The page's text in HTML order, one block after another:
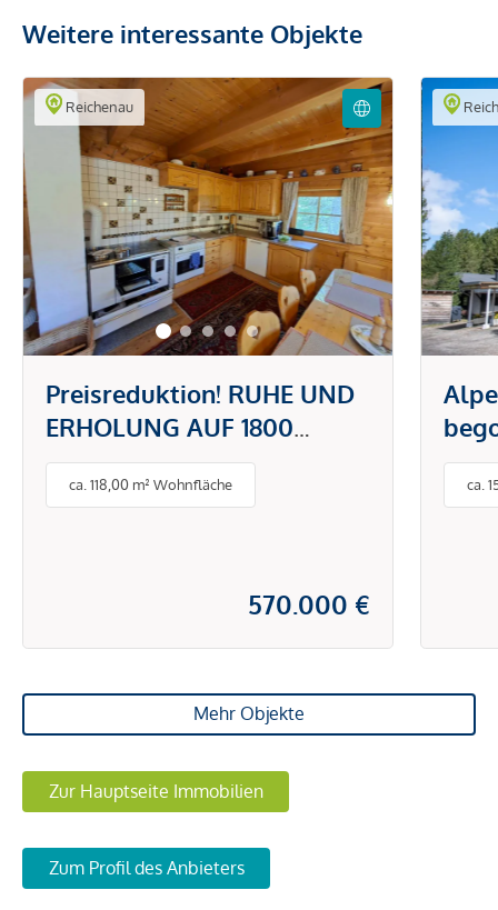
Weitere interessante Objekte
Reichenau
Preisreduktion! RUHE UND
ERHOLUNG AUF 1800
METER
ca. 118,00 m² Wohnfläche
570.000 €
ca.
Mehr Objekte
Zur Hauptseite Immobilien
Zum Profil des Anbieters